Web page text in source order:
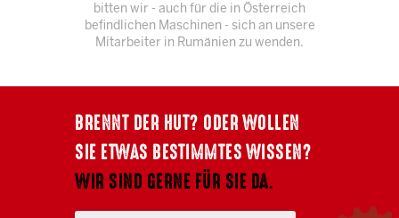
bitten wir - auch für die in Österreich
befindlichen Maschinen - sich an unsere
Mitarbeiter in Rumänien zu wenden.
BRENNT DER HUT? ODER WOLLEN
SIE ETWAS BESTIMMTES WISSEN?
WIR SIND GERNE FÜR SIE DA.